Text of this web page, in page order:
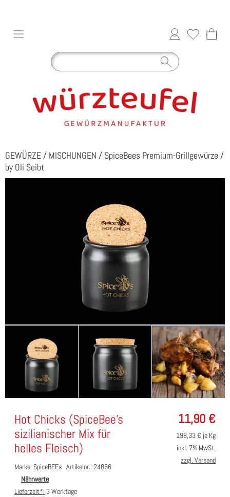
GEWÜRZE / MISCHUNGEN / SpiceBees Premium-Grillgewürze /
by Oli Seibt
11,90 €
Hot Chicks (SpiceBee's
sizilianischer Mix für
helles Fleisch)
Marke: SpiceBEEs Artikelnr.: 24866
Nährwerte
Lieferzeit*: 3 Werktage
198,33€ je Kg
inkl. 7% MwSt.
zzgl. Versand